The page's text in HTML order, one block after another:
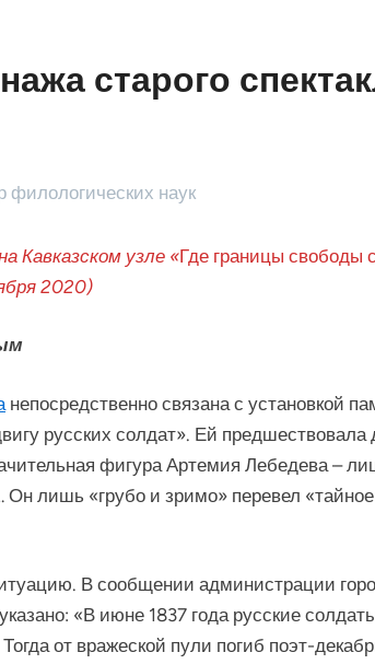
старого
наук
Кавказском узле «Где границы свободы
2020)
непосредственно связана с установкой
русских солдат». Ей предшествовала
фигура Артемия Лебедева –
лишь «грубо и зримо» перевел
В сообщении администрации
«В июне 1837 года русские
от вражеской пули погиб поэт-